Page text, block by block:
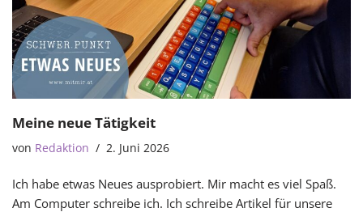
Meine neue Tätigkeit
von Redaktion 2. Juni 2026
Ich habe etwas Neues ausprobiert. Mir macht es viel Spaß.
Am Computer schreibe ich. Ich schreibe Artikel für unsere